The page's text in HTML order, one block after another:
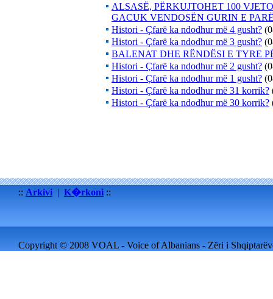
ALSASË, PËRKUJTOHET 100
GACUK VENDOSËN GURIN E
Histori - Çfarë ka ndodhur më 4 gusht?
Histori - Çfarë ka ndodhur më 3 gusht?
BALENAT DHE RËNDËSI E TYRE
Histori - Çfarë ka ndodhur më 2 gusht?
Histori - Çfarë ka ndodhur më 1 gusht?
Histori - Çfarë ka ndodhur më 31 korrik?
Histori - Çfarë ka ndodhur më 30 korrik?
:: Arkivi | K�rkoni ::
Copyright © 2008 VOAL - Voice of Albanians - Zëri i